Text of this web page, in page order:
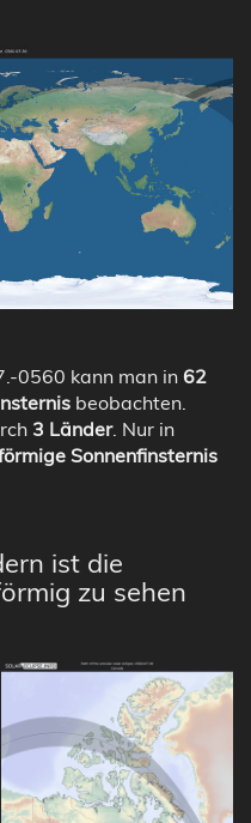
0560 kann man in 62
beobachten.
3 Länder. Nur in
Sonnenfinsternis
ist die
zu sehen